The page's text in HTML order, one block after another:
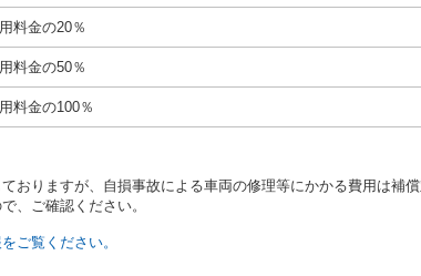
のいずれかに該当するときは、貸渡契約を締結することがで
転に必要な運転免許証を有していないとき、又は運転免許証
免許証の写しの提出に同意しないとき。 ② 酒気を帯びている
ー、危険ドラッグ等による中毒症状等を呈していると認められ
にもかかわらず６才未満の幼児を同乗させるとき。
暴力団関係団体の構成員若しくは関係者又はその他の反社会
社の従業員その他の関係者に対して暴力的行為を行い、若し
若しくは威力を用いて当社の信用をき損し、又は業務を妨害し
のいずれかに該当するとき、貸渡契約の締結を拒絶することが
者と貸渡契約締結時の運転者とが異なるとき。
貸渡料金の支払いを滞納した事実があるとき。
料金の20％
料金の50％
料金の100％
おりますが、自損事故による車両の修理等にかかる費用は補償
、ご確認ください。
ご覧ください。